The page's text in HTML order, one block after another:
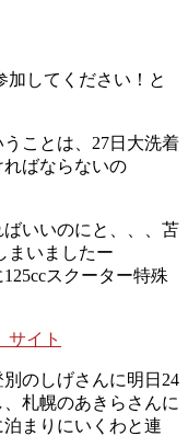
してください！ と
ことは、27日大洗着
ばならないの
いいのにと、、、苫
まいましたー
スクーター特殊
サイト
のしげさんに明日24
札幌のあきらさんに
まりにいくわと連